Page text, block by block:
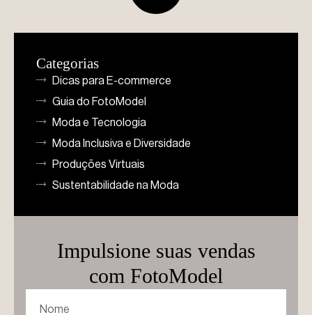
Categorias
Dicas para E-commerce
Guia do FotoModel
Moda e Tecnologia
Moda Inclusiva e Diversidade
Produções Virtuais
Sustentabilidade na Moda
Impulsione suas vendas
com FotoModel